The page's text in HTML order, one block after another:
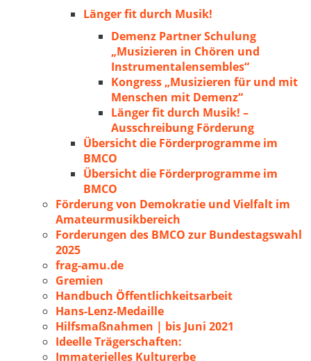
Länger fit durch Musik!
Demenz Partner Schulung
„Musizieren in Chören und
Instrumentalensembles“
Kongress „Musizieren für und mit
Menschen mit Demenz“
Länger fit durch Musik! –
Ausschreibung Förderung
Übersicht die Förderprogramme im
BMCO
Übersicht die Förderprogramme im
BMCO
Förderung von Demokratie und Vielfalt im
Amateurmusikbereich
Forderungen des BMCO zur Bundestagswahl
2025
frag-amu.de
Gremien
Handbuch Öffentlichkeitsarbeit
Hans-Lenz-Medaille
Hilfsmaßnahmen | bis Juni 2021
Ideelle Trägerschaften:
Immaterielles Kulturerbe